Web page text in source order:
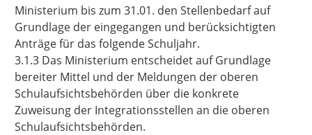
Ministerium bis zum 31.01. den Stellenbedarf auf
Grundlage der eingegangen und berücksichtigten
Anträge für das folgende Schuljahr.
3.1.3 Das Ministerium entscheidet auf Grundlage
bereiter Mittel und der Meldungen der oberen
Schulaufsichtsbehörden über die konkrete
Zuweisung der Integrationsstellen an die oberen
Schulaufsichtsbehörden.